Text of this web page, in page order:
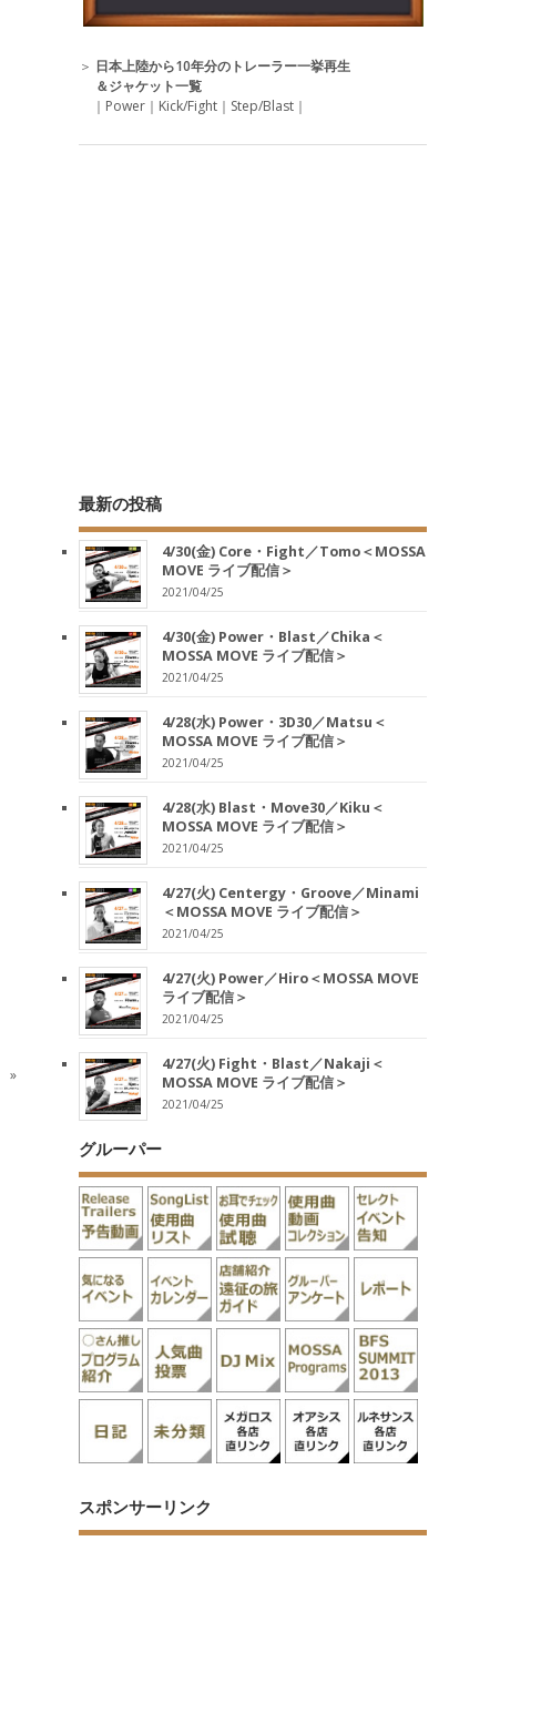
»
＞ 日本上陸から10年分のトレーラー一挙再生
＆ジャケット一覧
｜ Power ｜ Kick/Fight ｜ Step/Blast ｜
最新の投稿
4/30(金) Core・Fight／Tomo＜MOSSA
MOVE ライブ配信＞
2021/04/25
4/30(金) Power・Blast／Chika＜
MOSSA MOVE ライブ配信＞
2021/04/25
4/28(水) Power・3D30／Matsu＜
MOSSA MOVE ライブ配信＞
2021/04/25
4/28(水) Blast・Move30／Kiku＜
MOSSA MOVE ライブ配信＞
2021/04/25
4/27(火) Centergy・Groove／Minami
＜MOSSA MOVE ライブ配信＞
2021/04/25
4/27(火) Power／Hiro＜MOSSA MOVE
ライブ配信＞
2021/04/25
4/27(火) Fight・Blast／Nakaji＜
MOSSA MOVE ライブ配信＞
2021/04/25
グルーパー
スポンサーリンク